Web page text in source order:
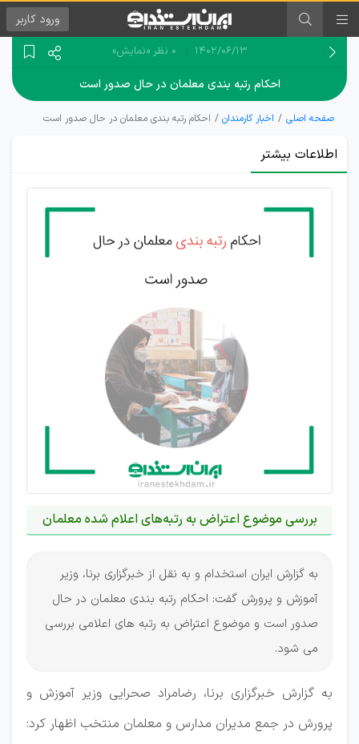
ورود کاربر
۱۴۰۲/۰۶/۱۳ 0 نظر «نمایش»
احکام رتبه بندی معلمان در حال صدور است
صفحه اصلی اخبار کارمندان احکام رتبه بندی معلمان در حال صدور است
اطلاعات بیشتر
بررسی موضوع اعتراض به رتبه‌های اعلام شده معلمان
به گزارش ایران استخدام و به نقل از خبرگزاری برنا، وزیر
آموزش و پرورش گفت: احکام رتبه بندی معلمان در حال
صدور است و موضوع اعتراض به رتبه های اعلامی بررسی
می شود.
به گزارش خبرگزاری برنا، رضامراد صحرایی وزیر آموزش و
پرورش در جمع مدیران مدارس و معلمان منتخب اظهار کرد: